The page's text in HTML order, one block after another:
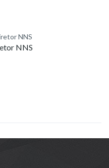
NNS